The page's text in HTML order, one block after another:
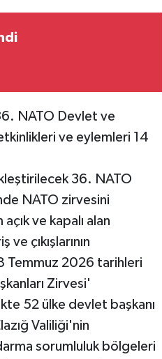
NATO Devlet ve
ve eylemleri 14
36. NATO
NATO zirvesini
ve kapalı alan
çıkışlarının
8 Temmuz 2026 tarihleri
Zirvesi'
52 ülke devlet başkanı
Valiliği'nin
sorumluluk bölgeleri